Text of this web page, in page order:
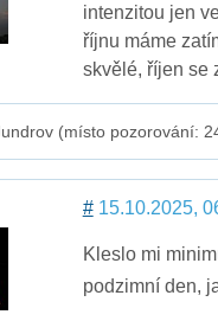
intenzitou jen
říjnu máme
skvělé, říjen se
(místo pozorování:
#15.10.2025,
Kleslo mi
podzimní den,